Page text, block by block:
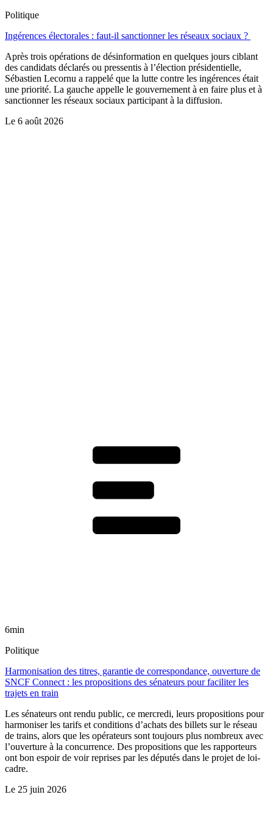
Politique
Ingérences électorales : faut-il sanctionner les réseaux sociaux ?
Après trois opérations de désinformation en quelques jours ciblant
des candidats déclarés ou pressentis à l’élection présidentielle,
Sébastien Lecornu a rappelé que la lutte contre les ingérences était
une priorité. La gauche appelle le gouvernement à en faire plus et à
sanctionner les réseaux sociaux participant à la diffusion.
Le 6 août 2026
6min
Politique
Harmonisation des titres, garantie de correspondance, ouverture de
SNCF Connect : les propositions des sénateurs pour faciliter les
trajets en train
Les sénateurs ont rendu public, ce mercredi, leurs propositions pour
harmoniser les tarifs et conditions d’achats des billets sur le réseau
de trains, alors que les opérateurs sont toujours plus nombreux avec
l’ouverture à la concurrence. Des propositions que les rapporteurs
ont bon espoir de voir reprises par les députés dans le projet de loi-
cadre.
Le 25 juin 2026